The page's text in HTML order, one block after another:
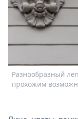
Разнообразный
прохожим